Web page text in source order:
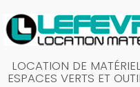
LOCATION DE
ESPACES VERTS ET